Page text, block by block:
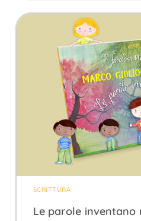
SCRITTURA
Le parole inventano